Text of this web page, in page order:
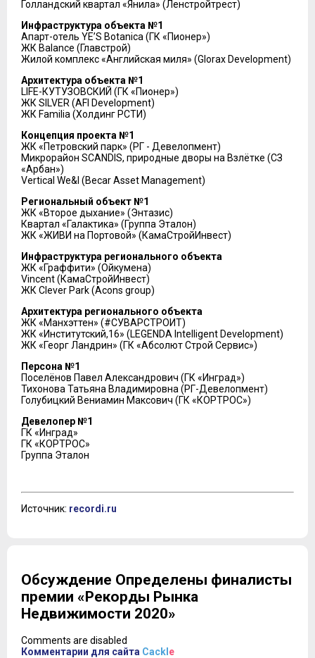
Голландский квартал «Янила» (Ленстройтрест)
Инфраструктура объекта №1
Апарт-отель YE’S Botanica (ГК «Пионер»)
ЖК Balance (Главстрой)
Жилой комплекс «Английская миля» (Glorax Development)
Архитектура объекта №1
LIFE-КУТУЗОВСКИЙ (ГК «Пионер»)
ЖК SILVER (AFI Development)
ЖК Familia (Холдинг РСТИ)
Концепция проекта №1
ЖК «Петровский парк» (РГ - Девелопмент)
Микрорайон SCANDIS, природные дворы на Взлётке (СЗ
«Арбан»)
Vertical We&I (Becar Asset Management)
Региональный объект №1
ЖК «Второе дыхание» (Энтазис)
Квартал «Галактика» (Группа Эталон)
ЖК «ЖИВИ на Портовой» (КамаСтройИнвест)
Инфраструктура регионального объекта
ЖК «Граффити» (Ойкумена)
Vincent (КамаСтройИнвест)
ЖК Clever Park (Acons group)
Архитектура регионального объекта
ЖК «Манхэттен» (#СУВАРСТРОИТ)
ЖК «Институтский,16» (LEGENDA Intelligent Development)
ЖК «Георг Ландрин» (ГК «Абсолют Строй Сервис»)
Персона №1
Поселёнов Павел Александрович (ГК «Инград»)
Тихонова Татьяна Владимировна (РГ-Девелопмент)
Голубицкий Вениамин Максович (ГК «КОРТРОС»)
Девелопер №1
ГК «Инград»
ГК «КОРТРОС»
Группа Эталон
Источник: recordi.ru
Обсуждение Определены финалисты
премии «Рекорды Рынка
Недвижимости 2020»
Comments are disabled
Комментарии для сайта Cackl e